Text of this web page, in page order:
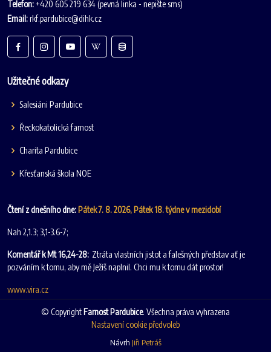
Telefon:+420 605 219 634 (pevná linka - nepište sms)
Email:rkf.pardubice@dihk.cz
Užitečné odkazy
Salesiáni Pardubice
Řeckokatolická farnost
Charita Pardubice
Křesťanská škola NOE
Čtení z dnešního dne: Pátek 7. 8. 2026, Pátek 18. týdne v mezidobí
Nah 2,1.3; 3,1-3.6-7;
Komentář k Mt 16,24-28: Ztráta vlastních jistot a falešných představ ať je
pozváním k tomu, aby mě Ježíš naplnil. Chci mu k tomu dát prostor!
www.vira.cz
© Copyright Farnost Pardubice. Všechna práva vyhrazena
Nastavení cookie předvoleb
Návrh Jiři Petráš